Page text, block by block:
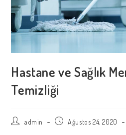
Hastane ve Sağlık
Temizliği
Post
admin
Post Ağustos 24, 2020